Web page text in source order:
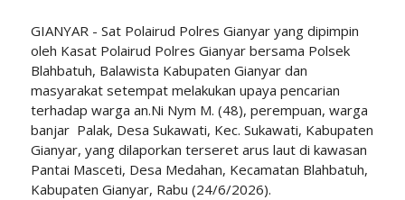
GIANYAR - Sat Polairud Polres Gianyar yang dipimpin
oleh Kasat Polairud Polres Gianyar bersama Polsek
Blahbatuh, Balawista Kabupaten Gianyar dan
masyarakat setempat melakukan upaya pencarian
terhadap warga an.Ni Nym M. (48), perempuan, warga
banjar Palak, Desa Sukawati, Kec. Sukawati, Kabupaten
Gianyar, yang dilaporkan terseret arus laut di kawasan
Pantai Masceti, Desa Medahan, Kecamatan Blahbatuh,
Kabupaten Gianyar, Rabu (24/6/2026).